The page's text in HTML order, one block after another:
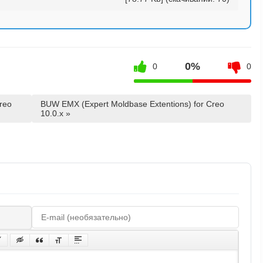
0 0% 0
BUW EMX (Expert Moldbase Extentions) for Creo
10.0.x »